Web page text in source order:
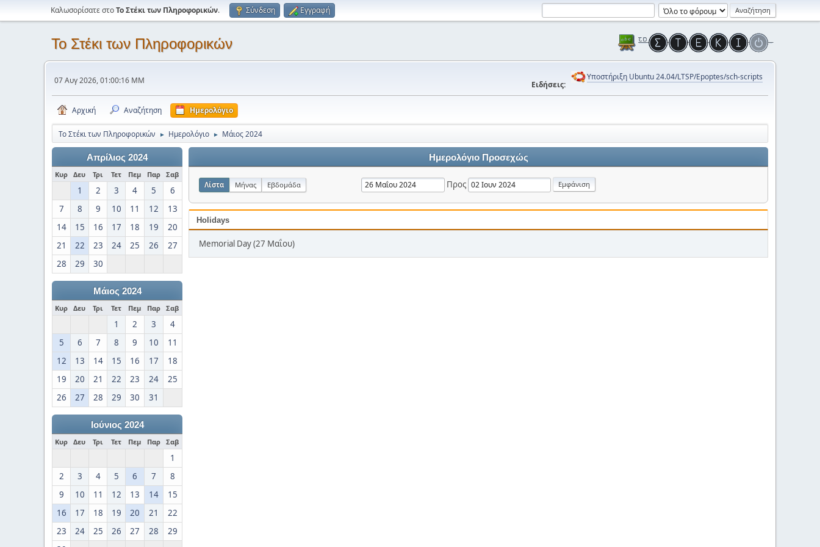
Καλωσορίσατε στοΤο Στέκι των Πληροφορικών. Σύνδεση Εγγραφή
Το Στέκι των Πληροφορικών
07 Αυγ 2026, 01:00:16 ΜΜ Ειδήσεις:
Υποστήριξη Ubuntu 24.04/LTSP/Epoptes/sch-scripts
Αρχική Αναζήτηση Ημερολόγιο
Το Στέκι των Πληροφορικών ► Ημερολόγιο ► Μάιος 2024
Απρίλιος 2024
Κυρ Δευ Τρι Τετ Πεμ Παρ Σαβ
1 2 3 4 5
6
7
8 9 10 11 12
13
14
15 16 17 18 19
20
21
22 23 24 25 26
27
28
29 30
Μάιος 2024
Κυρ Δευ Τρι Τετ Πεμ Παρ Σαβ
1 2 3
4
5
6 7 8 9 10
11
12
13 14 15 16 17
18
19
20 21 22 23 24
25
26
27 28 29 30 31
Ιούνιος 2024
Κυρ Δευ Τρι Τετ Πεμ Παρ Σαβ
1
2
3 4 5 6 7
8
9
10 11 12 13 14
15
16
17 18 19 20 21
22
23
24 25 26 27 28
29
Ημερολόγιο Προσεχώς
Λίστα Μήνας Εβδομάδα Προς
Holidays
Memorial Day (27 Μαΐου)